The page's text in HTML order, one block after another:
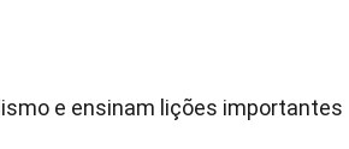
e ensinam lições importantes